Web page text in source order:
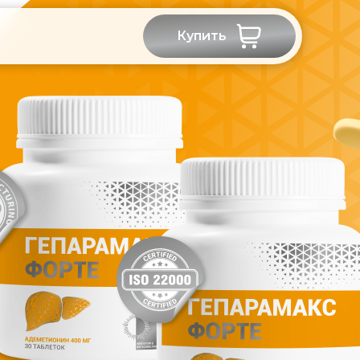
Купить